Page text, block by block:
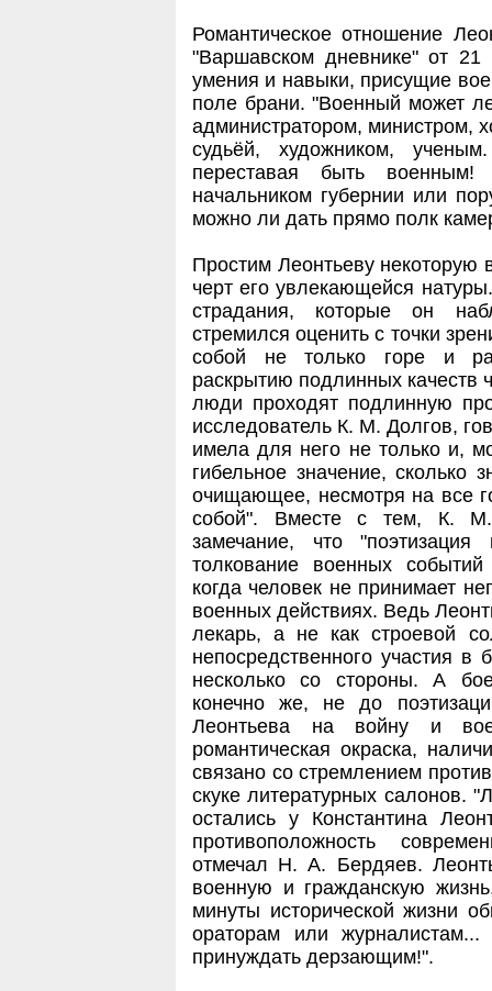
Романтическое отношение
"Варшавском дневнике" от 21
умения и навыки, присущие
поле брани. "Военный может
администратором, министром,
судьёй, художником,
переставая быть
начальником губернии или
можно ли дать прямо полк
Простим Леонтьеву некоторую
черт его увлекающейся
страдания, которые он
стремился оценить с точки
собой не только горе и
раскрытию подлинных качеств
люди проходят подлинную
исследователь К. М. Долгов,
имела для него не только и,
гибельное значение, сколько
очищающее, несмотря на все
собой". Вместе с тем, К. М.
замечание, что
толкование военных
когда человек не принимает
военных действиях. Ведь
лекарь, а не как строевой
непосредственного участия
несколько со стороны. А
конечно же, не до
Леонтьева на войну и
романтическая окраска,
связано со стремлением
скуке литературных салонов.
остались у Константина
противоположность
отмечал Н. А. Бердяев.
военную и гражданскую
минуты исторической жизни
ораторам или
принуждать дерзающим!".